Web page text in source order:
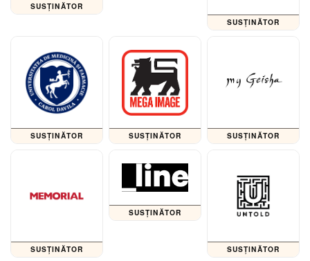
SUSȚINĂTOR
SUSȚINĂTOR
SUSȚINĂTOR SUSȚINĂTOR SUSȚINĂTOR
SUSȚINĂTOR
SUSȚINĂTOR
SUSȚINĂTOR